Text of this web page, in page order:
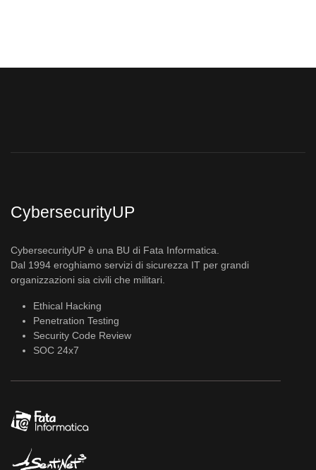
CybersecurityUP
CybersecurityUP è una BU di Fata Informatica.
Dal 1994 eroghiamo servizi di sicurezza IT per grandi
organizzazioni sia civili che militari.
Ethical Hacking
Penetration Testing
Security Code Review
SOC 24x7